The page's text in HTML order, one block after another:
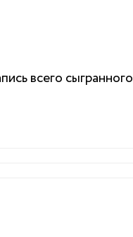
всего сыгранного